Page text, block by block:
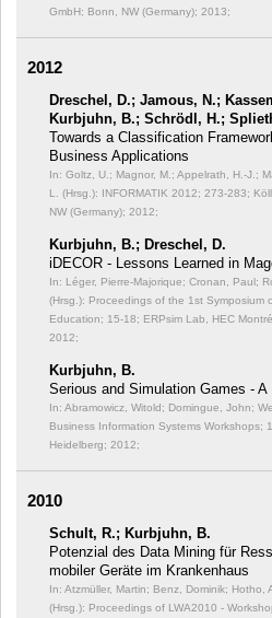
GmbH; Bonn, NW (Germany); 2013;
2012
Dreschel, D.; Jamous, N.;
Kurbjuhn, B.; Schrödl, H.;
Towards a Classification
Business Applications
In: Goltz, U.; Magnor, M.; Appelrath, H.-J.;
L. (Hrsg.): INFORMATIK 2012; 273-283;
NW (Germany); 2012;
Kurbjuhn, B.; Dreschel, D.
iDECOR - Lessons Learned in
In: Léger, Pierre-Majorique; Cronan, Paul;
(Hrsg.): Proceedings of the 1st Symposium
Education; 15-18; ERPsim Lab, HEC
2012;
Kurbjuhn, B.
Serious and Simulation Games - A
In: Abramowicz, Witold; Domingue, John;
Business Information Systems Workshops;
Heidelberg; 2012;
2010
Schult, R.; Kurbjuhn, B.
Potenzial des Data Mining für
mobiler Geräte im Krankenhaus
In: Atzmüller, Martin; Benz, Dominik; Hotho,
(Hrsg.): Proceedings of LWA2010 -